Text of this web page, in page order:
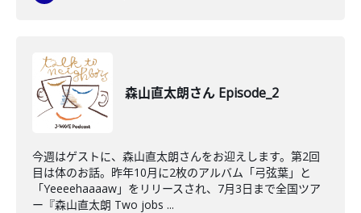
森山直太朗さん Episode_2
今週はゲストに、森山直太朗さんをお迎えします。第2回
目は体のお話。昨年10月に2枚のアルバム「弓弦葉」と
「Yeeeehaaaaw」をリリースされ、7月3日まで全国ツア
ー『森山直太朗 Two jobs ...